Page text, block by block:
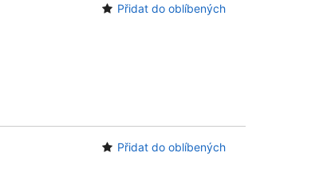
Přidat do oblíbených
Přidat do oblíbených